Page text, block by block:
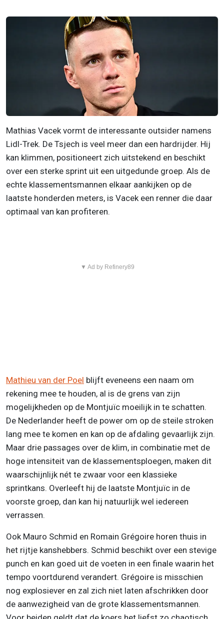
Mathias Vacek vormt de interessante outsider namens
Lidl-Trek. De Tsjech is veel meer dan een hardrijder. Hij
kan klimmen, positioneert zich uitstekend en beschikt
over een sterke sprint uit een uitgedunde groep. Als de
echte klassementsmannen elkaar aankijken op de
laatste honderden meters, is Vacek een renner die daar
optimaal van kan profiteren.
▼ Ad by Refinery89
Mathieu van der Poel blijft eveneens een naam om
rekening mee te houden, al is de grens van zijn
mogelijkheden op de Montjuïc moeilijk in te schatten.
De Nederlander heeft de power om op de steile stroken
lang mee te komen en kan op de afdaling gevaarlijk zijn.
Maar drie passages over de klim, in combinatie met de
hoge intensiteit van de klassementsploegen, maken dit
waarschijnlijk nét te zwaar voor een klassieke
sprintkans. Overleeft hij de laatste Montjuïc in de
voorste groep, dan kan hij natuurlijk wel iedereen
verrassen.
Ook Mauro Schmid en Romain Grégoire horen thuis in
het rijtje kanshebbers. Schmid beschikt over een stevige
punch en kan goed uit de voeten in een finale waarin het
tempo voortdurend verandert. Grégoire is misschien
nog explosiever en zal zich niet laten afschrikken door
de aanwezigheid van de grote klassementsmannen.